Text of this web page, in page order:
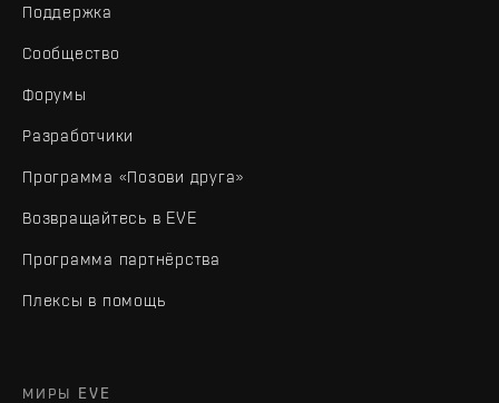
Поддержка
Сообщество
Форумы
Разработчики
Программа «Позови друга»
Возвращайтесь в EVE
Программа партнёрства
Плексы в помощь
МИРЫ EVE